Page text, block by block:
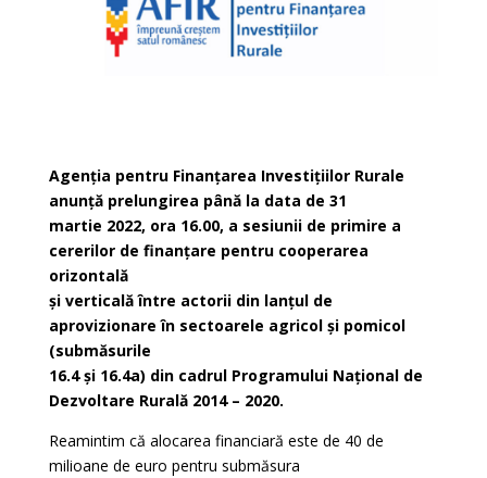
Agenția pentru Finanțarea Investițiilor Rurale
anunță prelungirea până la data de 31
martie 2022, ora 16.00, a sesiunii de primire a
cererilor de finanțare pentru cooperarea
orizontală
și verticală între actorii din lanțul de
aprovizionare în sectoarele agricol și pomicol
(submăsurile
16.4 și 16.4a) din cadrul Programului Național de
Dezvoltare Rurală 2014 – 2020.
Reamintim că alocarea financiară este de 40 de
milioane de euro pentru submăsura